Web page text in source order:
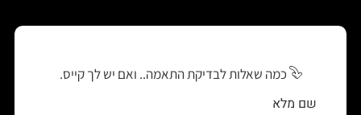
כמה שאלות לבדיקת התאמה.. ואם יש לך קייס.
שם מלא